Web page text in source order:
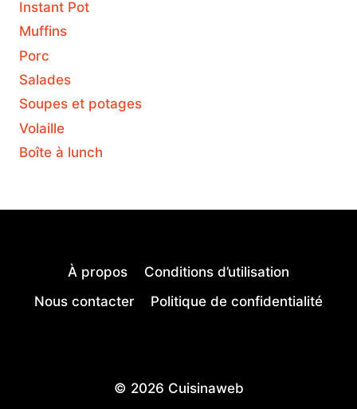
Instant Pot
Muffins
Porc
Salades
Soupes et potages
Volaille
Boîte à lunch
À propos
Conditions d’utilisation
Nous contacter
Politique de confidentialité
© 2026 Cuisinaweb